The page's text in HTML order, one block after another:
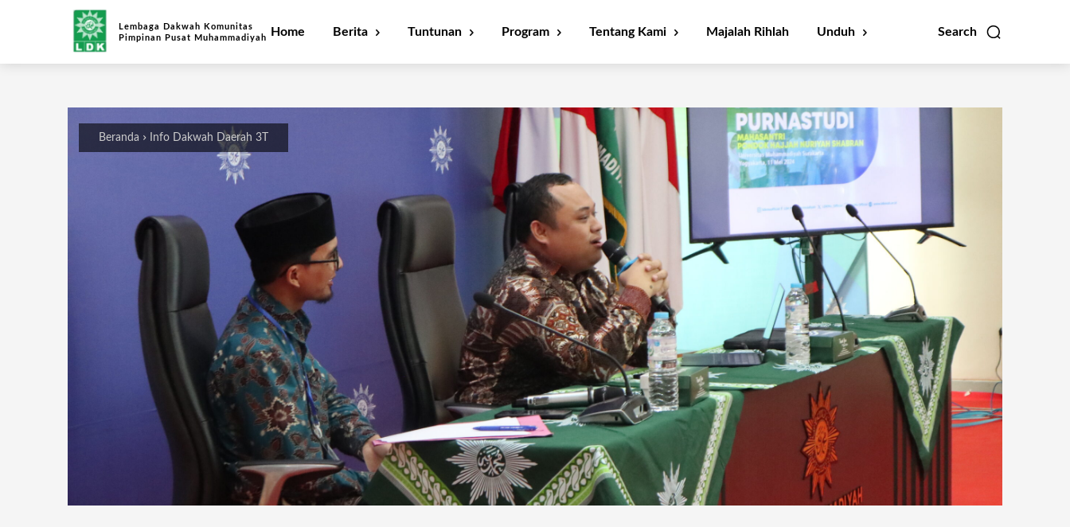
Lembaga Dakwah Komunitas
Pimpinan Pusat Muhammadiyah
Search
Home Berita Tuntunan Program Tentang Kami Majalah Rihlah Unduh
Beranda Info Dakwah Daerah 3T